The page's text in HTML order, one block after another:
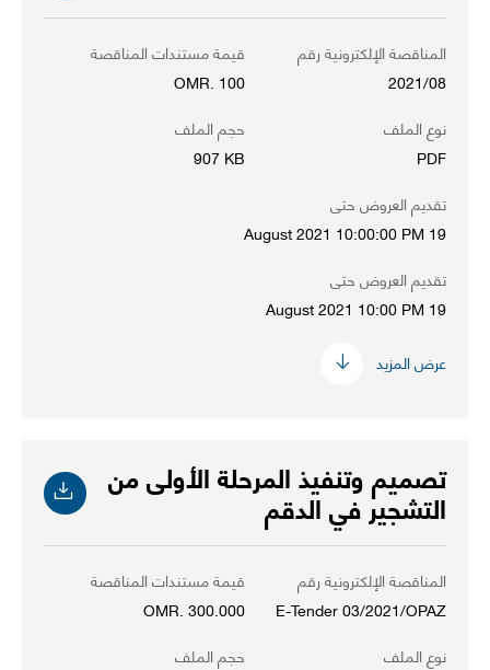
المناقصة الإلكترونية رقم
2021/08
قيمة مستندات المناقصة
OMR. 100
نوع الملف
PDF
حجم الملف
907 KB
تقديم العروض حتى
19 August 2021 10:00:00 PM
تقديم العروض حتى
19 August 2021 10:00 PM
عرض المزيد
تصميم وتنفيذ المرحلة الأولى من
التشجير في الدقم
المناقصة الإلكترونية رقم
E-Tender 03/2021/OPAZ
قيمة مستندات المناقصة
OMR. 300.000
نوع الملف
حجم الملف